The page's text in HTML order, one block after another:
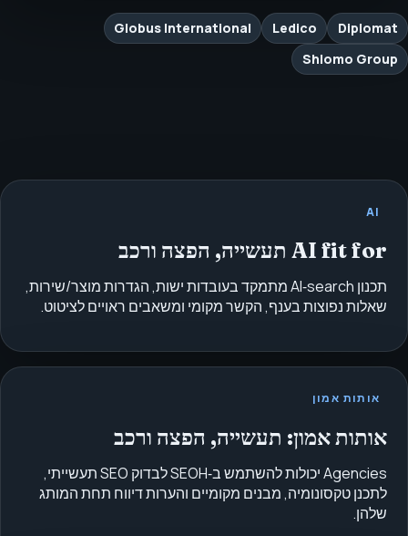
Diplomat
Ledico
Globus International
Shlomo Group
AI
AI fit for תעשייה, הפצה ורכב
תכנון AI‑search מתמקד בעובדות ישות, הגדרות מוצר/שירות,
שאלות נפוצות בענף, הקשר מקומי ומשאבים ראויים לציטוט.
אותות אמון
אותות אמון: תעשייה, הפצה ורכב
Agencies יכולות להשתמש ב‑SEOH לבדוק SEO תעשייתי,
לתכנן טקסונומיה, מבנים מקומיים והערות דיווח תחת המותג
שלהן.